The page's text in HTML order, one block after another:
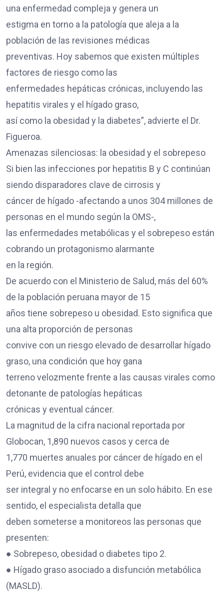
una enfermedad compleja y genera un
estigma en torno a la patología que aleja a la
población de las revisiones médicas
preventivas. Hoy sabemos que existen múltiples
factores de riesgo como las
enfermedades hepáticas crónicas, incluyendo las
hepatitis virales y el hígado graso,
así como la obesidad y la diabetes”, advierte el Dr.
Figueroa.
Amenazas silenciosas: la obesidad y el sobrepeso
Si bien las infecciones por hepatitis B y C continúan
siendo disparadores clave de cirrosis y
cáncer de hígado -afectando a unos 304 millones de
personas en el mundo según la OMS-,
las enfermedades metabólicas y el sobrepeso están
cobrando un protagonismo alarmante
en la región.
De acuerdo con el Ministerio de Salud, más del 60%
de la población peruana mayor de 15
años tiene sobrepeso u obesidad. Esto significa que
una alta proporción de personas
convive con un riesgo elevado de desarrollar hígado
graso, una condición que hoy gana
terreno velozmente frente a las causas virales como
detonante de patologías hepáticas
crónicas y eventual cáncer.
La magnitud de la cifra nacional reportada por
Globocan, 1,890 nuevos casos y cerca de
1,770 muertes anuales por cáncer de hígado en el
Perú, evidencia que el control debe
ser integral y no enfocarse en un solo hábito. En ese
sentido, el especialista detalla que
deben someterse a monitoreos las personas que
presenten:
● Sobrepeso, obesidad o diabetes tipo 2.
● Hígado graso asociado a disfunción metabólica
(MASLD).